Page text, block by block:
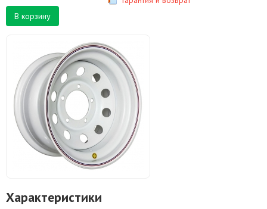
В корзину
Характеристики